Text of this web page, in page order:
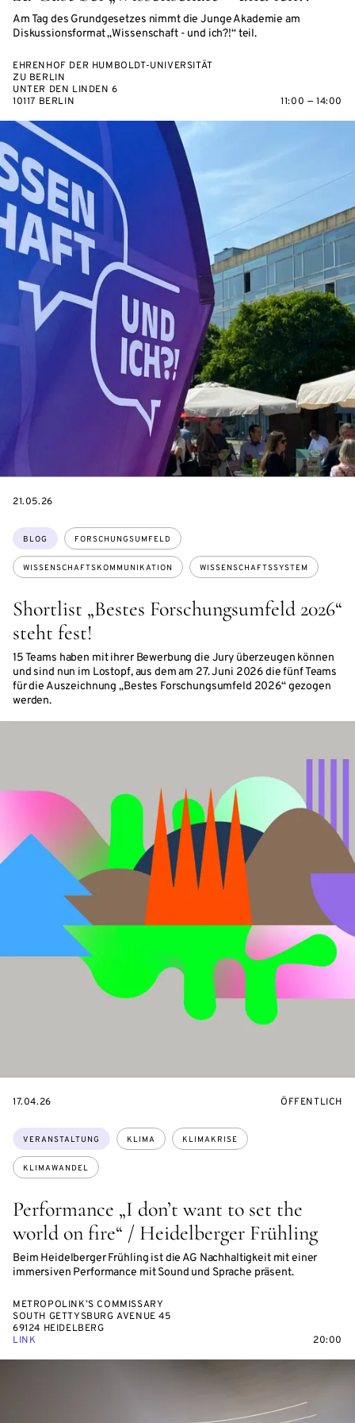
Am Tag des Grundgesetzes nimmt die Junge Akademie am
Diskussionsformat „Wissenschaft - und ich?!“ teil.
EHRENHOF DER HUMBOLDT-UNIVERSITÄT
ZU BERLIN
UNTER DEN LINDEN 6
10117 BERLIN
11:00 — 14:00
Shortlist „Bestes Forschungsumfeld 2026“
steht fest!
15 Teams haben mit ihrer Bewerbung die Jury überzeugen können
und sind nun im Lostopf, aus dem am 27. Juni 2026 die fünf Teams
für die Auszeichnung „Bestes Forschungsumfeld 2026“ gezogen
werden.
Themen:
BLOG FORSCHUNGSUMFELD
WISSENSCHAFTSKOMMUNIKATION WISSENSCHAFTSSYSTEM
DATE
21.05.26
Performance „I don’t want to set the
world on fire“ / Heidelberger Frühling
Beim Heidelberger Frühling ist die AG Nachhaltigkeit mit einer
immersiven Performance mit Sound und Sprache präsent.
Themen:
VERANSTALTUNG KLIMA KLIMAKRISE
KLIMAWANDEL
EVENTBEGINSON
17.04.26 ÖFFENTLICH
METROPOLINK’S COMMISSARY
SOUTH GETTYSBURG AVENUE 45
69124 HEIDELBERG
LINK
20:00